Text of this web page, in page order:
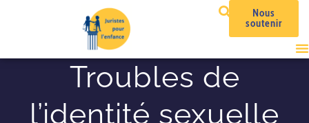
Nous
soutenir
Troubles de
l’identité sexuelle